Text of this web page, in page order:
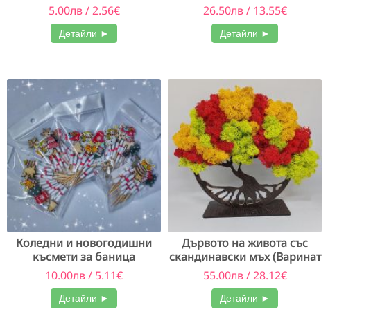
5.00лв / 2.56€
Детайли ►
26.50лв / 13.55€
Детайли ►
Коледни и новогодишни
късмети за баница
10.00лв / 5.11€
Детайли ►
Дървото на живота със
скандинавски мъх (Варинат
2 топли цветове)
55.00лв / 28.12€
Детайли ►